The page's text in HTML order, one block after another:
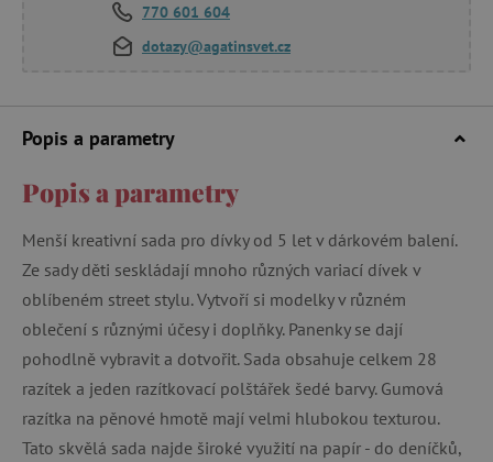
770 601 604
dotazy@agatinsvet.cz
Popis a parametry
Popis a parametry
Menší kreativní sada pro dívky od 5 let v dárkovém balení.
Ze sady děti seskládají mnoho různých variací dívek v
oblíbeném street stylu. Vytvoří si modelky v různém
oblečení s různými účesy i doplňky. Panenky se dají
pohodlně vybravit a dotvořit. Sada obsahuje celkem 28
razítek a jeden razítkovací polštářek šedé barvy. Gumová
razítka na pěnové hmotě mají velmi hlubokou texturou.
Tato skvělá sada najde široké využití na papír - do deníčků,